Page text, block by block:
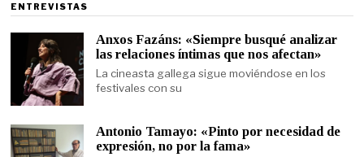
ENTREVISTAS
Anxos Fazáns: «Siempre busqué analizar
las relaciones íntimas que nos afectan»
La cineasta gallega sigue moviéndose en los
festivales con su
Antonio Tamayo: «Pinto por necesidad de
expresión, no por la fama»